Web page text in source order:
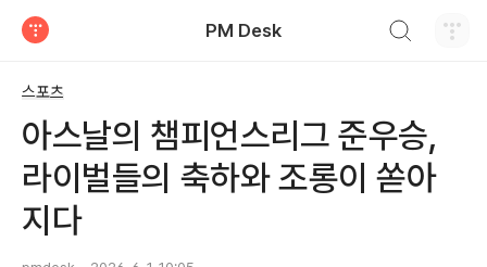
PM Desk
스포츠
아스날의 챔피언스리그 준우승,
라이벌들의 축하와 조롱이 쏟아
지다